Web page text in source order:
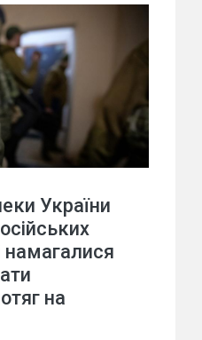
України
намагалися
на